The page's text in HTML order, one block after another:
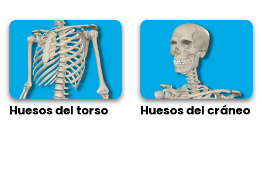
Huesos del torso Huesos del cráneo